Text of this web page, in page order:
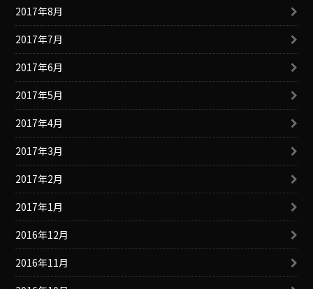
2017年8月
2017年7月
2017年6月
2017年5月
2017年4月
2017年3月
2017年2月
2017年1月
2016年12月
2016年11月